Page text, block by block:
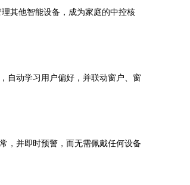
其他智能设备，成为家庭的中控核
自动学习用户偏好，并联动窗户、窗
，并即时预警，而无需佩戴任何设备